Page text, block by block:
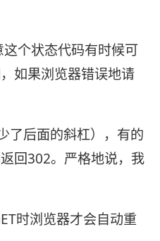
个状态代码有时候可
如果浏览器错误地请
后面的斜杠），有的
回302。严格地说，我
时浏览器才会自动重